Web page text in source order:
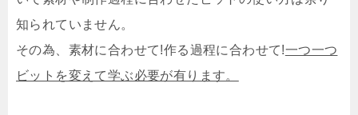
知られていません。
その為、素材に合わせて!作る過程に合わせて!一つ一つ
ビットを変えて学ぶ必要が有ります。